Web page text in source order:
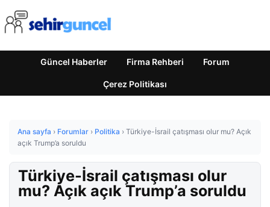
Güncel Haberler Firma Rehberi Forum
Çerez Politikası
Ana sayfa › Forumlar › Politika › Türkiye-İsrail çatışması olur mu? Açık
açık Trump’a soruldu
Türkiye-İsrail çatışması olur
mu? Açık açık Trump’a soruldu